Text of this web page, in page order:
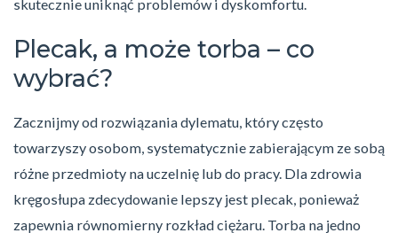
skutecznie uniknąć problemów i dyskomfortu.
Plecak, a może torba – co
wybrać?
Zacznijmy od rozwiązania dylematu, który często
towarzyszy osobom, systematycznie zabierającym ze sobą
różne przedmioty na uczelnię lub do pracy. Dla zdrowia
kręgosłupa zdecydowanie lepszy jest plecak, ponieważ
zapewnia równomierny rozkład ciężaru. Torba na jedno